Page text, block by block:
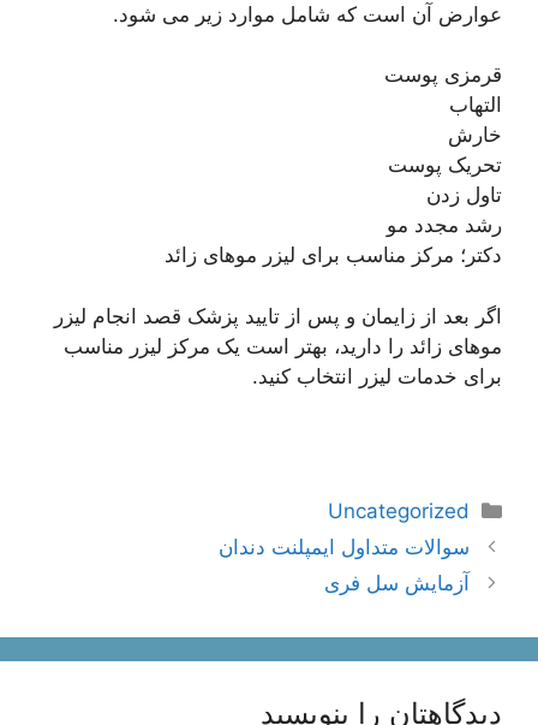
عوارض آن است که شامل موارد زیر می شود.
قرمزی پوست
التهاب
خارش
تحریک پوست
تاول زدن
رشد مجدد مو
دکتر؛ مرکز مناسب برای لیزر موهای زائد
اگر بعد از زایمان و پس از تایید پزشک قصد انجام لیزر
موهای زائد را دارید، بهتر است یک مرکز لیزر مناسب
برای خدمات لیزر انتخاب کنید.
دسته‌ها
Uncategorized
ناوبری
نوشته‌ها
سوالات متداول ایمپلنت دندان
آزمایش سل فری
دیدگاهتان را بنویسید